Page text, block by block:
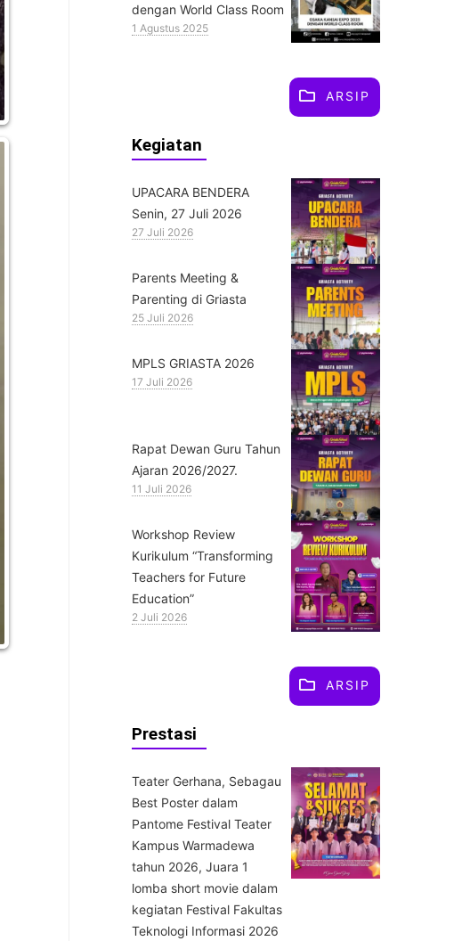
dengan World Class Room
1 Agustus 2025
ARSIP
Kegiatan
UPACARA BENDERA
Senin, 27 Juli 2026
27 Juli 2026
Parents Meeting &
Parenting di Griasta
25 Juli 2026
MPLS GRIASTA 2026
17 Juli 2026
Rapat Dewan Guru Tahun
Ajaran 2026/2027.
11 Juli 2026
Workshop Review
Kurikulum “Transforming
Teachers for Future
Education”
2 Juli 2026
ARSIP
Prestasi
Teater Gerhana, Sebagau
Best Poster dalam
Pantome Festival Teater
Kampus Warmadewa
tahun 2026, Juara 1
lomba short movie dalam
kegiatan Festival Fakultas
Teknologi Informasi 2026